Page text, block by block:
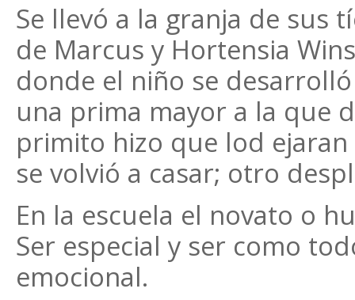
Se llevó a la granja de sus
de Marcus y Hortensia
donde el niño se
una prima mayor a la que
primito hizo que lod
se volvió a casar; otro
En la escuela el novato o
Ser especial y ser como
emocional.